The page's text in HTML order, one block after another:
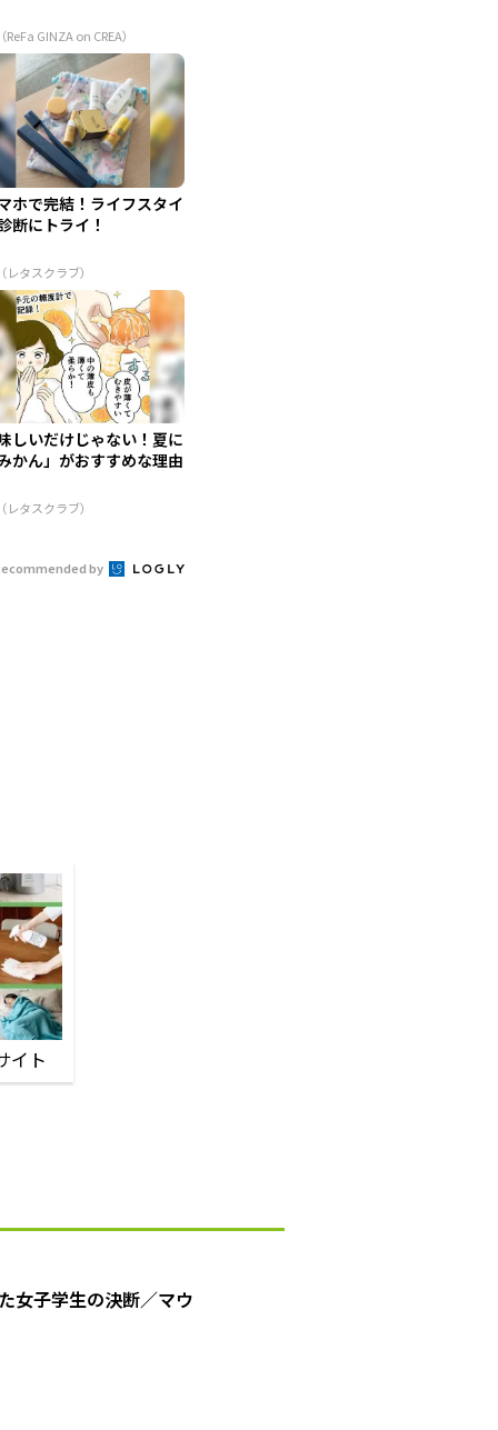
ReFa GINZA on CREA）
ホで完結！ライフスタイ
断にトライ！
レタスクラブ）
しいだけじゃない！夏に
みかん」がおすすめな理由
レタスクラブ）
by
イト
女子学生の決断／マウ